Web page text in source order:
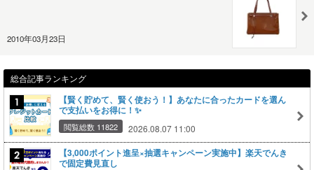
2010年03月23日
総合記事ランキング
【賢く貯めて、賢く使おう！】あなたに合ったカードを選ん
で支払いをお得に！✨
閲覧総数 11822 2026.08.07 11:00
【3,000ポイント進呈×抽選キャンペーン実施中】楽天でんき
で固定費見直し